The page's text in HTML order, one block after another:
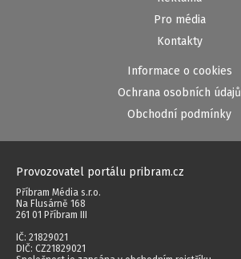
Pro média
Kontakty
Informace o cookies
Ochrana osobních údajů
Obchodní podmínky
Provozovatel portálu pribram.cz
Příbram Média s.r.o.
Na Flusárně 168
261 01 Příbram III
IČ: 21829021
DIČ: CZ21829021